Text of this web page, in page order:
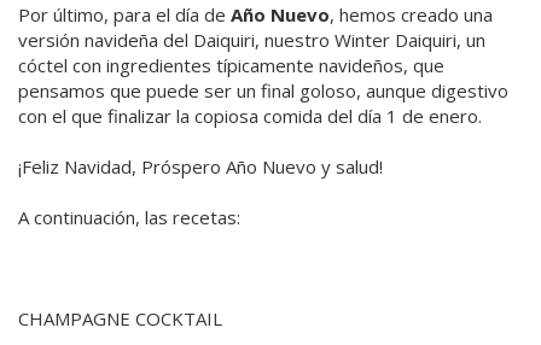
Por último, para el día de Año Nuevo, hemos creado una
versión navideña del Daiquiri, nuestro Winter Daiquiri, un
cóctel con ingredientes típicamente navideños, que
pensamos que puede ser un final goloso, aunque digestivo
con el que finalizar la copiosa comida del día 1 de enero.
¡Feliz Navidad, Próspero Año Nuevo y salud!
A continuación, las recetas:
CHAMPAGNE COCKTAIL